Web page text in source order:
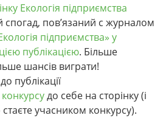
Екологія підприємства
спогад, пов’язаний с журналом
підприємства» у
публікацією. Більше
шансів виграти!
публікації
до себе на сторінку (і
учасником конкурсу).